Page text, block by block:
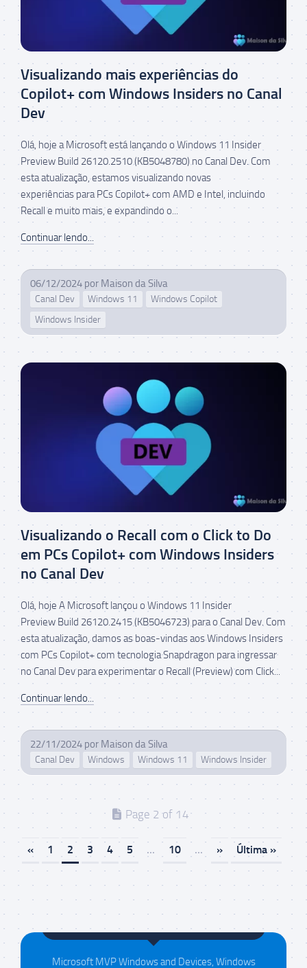
Visualizando mais experiências do
Copilot+ com Windows Insiders no Canal
Dev
Olá, hoje a Microsoft está lançando o Windows 11 Insider
Preview Build 26120.2510 (KB5048780) no Canal Dev. Com
esta atualização, estamos visualizando novas
experiências para PCs Copilot+ com AMD e Intel, incluindo
Recall e muito mais, e expandindo o...
Continuar lendo...
06/12/2024 por Maison da Silva
Canal Dev Windows 11
Windows Copilot
Windows Insider
Visualizando o Recall com o Click to Do
em PCs Copilot+ com Windows Insiders
no Canal Dev
Olá, hoje A Microsoft lançou o Windows 11 Insider
Preview Build 26120.2415 (KB5046723) para o Canal Dev. Com
esta atualização, damos as boas-vindas aos Windows Insiders
com PCs Copilot+ com tecnologia Snapdragon para ingressar
no Canal Dev para experimentar o Recall (Preview) com Click...
Continuar lendo...
22/11/2024 por Maison da Silva
Canal Dev Windows Windows 11 Windows Insider
Page 2 of 14
« 1 2 3 4 5 ... 10 ... » Última »
Maison da Silva
Microsoft MVP Windows and Devices, Windows